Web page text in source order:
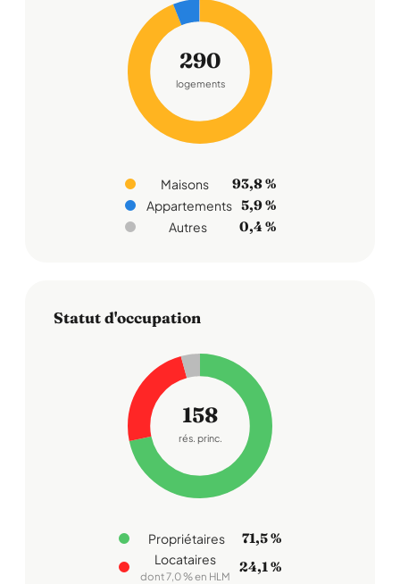
290
logements
Maisons 93,8 %
Appartements 5,9 %
Autres 0,4 %
Statut d'occupation
158
rés. princ.
Propriétaires 71,5 %
Locataires
dont 7,0 % en HLM
24,1 %